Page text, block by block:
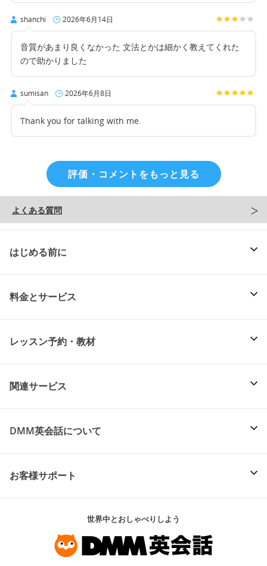
shanchi 2026年6月14日
音質があまり良くなかった 文法とかは細かく教えてくれた
ので助かりました
sumisan 2026年6月8日
Thank you for talking with me.
評価・コメントをもっと見る
よくある質問
はじめる前に
料金とサービス
レッスン予約・教材
関連サービス
DMM英会話について
お客様サポート
世界中とおしゃべりしよう